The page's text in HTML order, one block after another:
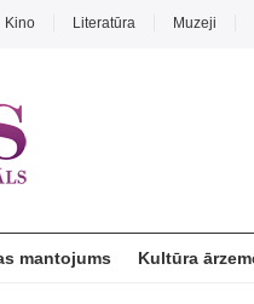
Kino Literatūra Muzeji
mantojums Kultūra